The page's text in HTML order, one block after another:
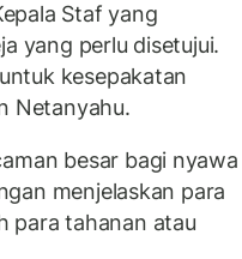
Staf yang
yang perlu disetujui.
kesepakatan
Netanyahu.
besar bagi nyawa
menjelaskan para
para tahanan atau